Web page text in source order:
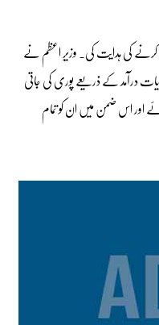
کرنے کی ہدایت کی۔ وزیرِ اعظم نے
درآمد کے ذریعے پوری کی جاتی
اور اس ضمن میں ان کو تمام